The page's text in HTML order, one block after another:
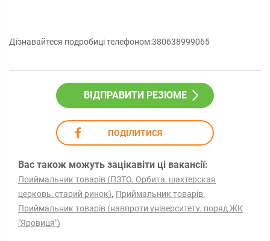
Дізнавайтеся подробиці телефоном:380638999065
ВІДПРАВИТИ РЕЗЮМЕ
ПОДІЛИТИСЯ
Вас також можуть зацікавіти ці вакансії:
Приймальник товарів (ПЗТО, Орбита, шахтерская
церковь, старий ринок), Приймальник товарів,
Приймальник товарів (навпроти університету, поряд ЖК
"Яровиця")